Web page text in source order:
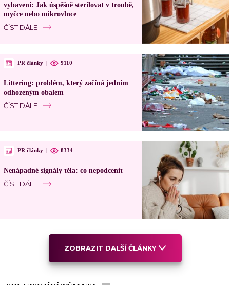
vybavení: Jak úspěšně sterilovat v troubě,
myčce nebo mikrovlnce
ČÍST DÁLE
PR články 9110
Littering: problém, který začíná jedním
odhozeným obalem
ČÍST DÁLE
PR články 8334
Nenápadné signály těla: co nepodcenit
ČÍST DÁLE
ZOBRAZIT DALŠÍ ČLÁNKY